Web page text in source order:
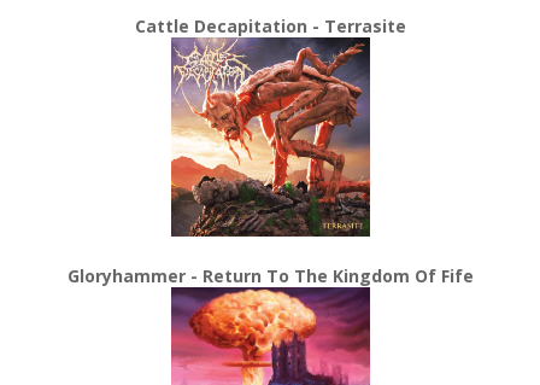
Cattle Decapitation - Terrasite
Gloryhammer - Return To The Kingdom Of Fife